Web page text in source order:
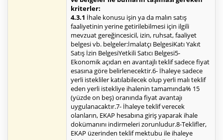
kriterler:
4.3.1 İhale konusu işin ya da malın satış
faaliyetinin yerine getirilebilmesi için ilgili
mevzuat gereğincesicil, izin, ruhsat, faaliyet
belgesi vb. belgeler:İmalatçı BelgesiKatı Yakıt
Satış İzin BelgesiYetkili Satıcı Belgesi5-
Ekonomik açıdan en avantajlı teklif sadece fiyat
esasına göre belirlenecektir.6- İhaleye sadece
yerli istekliler katılabilecek olup yerli malı teklif
eden yerli istekliye ihalenin tamamında% 15
(yüzde on beş) oranında fiyat avantajı
uygulanacaktır.7- İhaleye teklif verecek
olanların, EKAP hesabına giriş yaparak ihale
dokümanını indirmeleri zorunludur.8-Teklifler,
EKAP üzerinden teklif mektubu ile ihaleye